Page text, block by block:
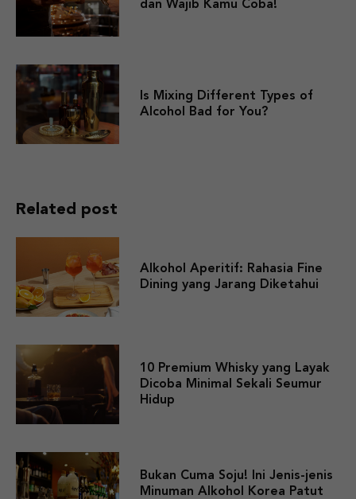
dan Wajib Kamu Coba!
Is Mixing Different Types of
Alcohol Bad for You?
Related post
Alkohol Aperitif: Rahasia Fine
Dining yang Jarang Diketahui
10 Premium Whisky yang Layak
Dicoba Minimal Sekali Seumur
Hidup
Bukan Cuma Soju! Ini Jenis-jenis
Minuman Alkohol Korea Patut